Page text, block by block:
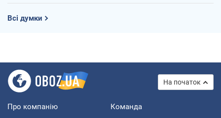
Всі думки
На початок
Про компанію Команда